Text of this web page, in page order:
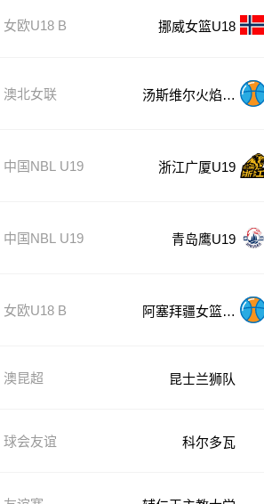
女欧U18 B 挪威女篮U18
澳北女联
汤斯维尔火焰女
中国NBL U19 浙江广厦U19
中国NBL U19 青岛鹰U19
女欧U18 B
阿塞拜疆女篮U
澳昆超 昆士兰狮队